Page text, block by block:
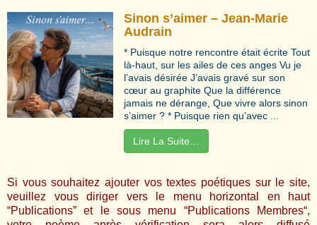
Sinon s’aimer – Jean-Marie
Audrain
* Puisque notre rencontre était écrite Tout
là-haut, sur les ailes de ces anges Vu je
l’avais désirée J’avais gravé sur son
cœur au graphite Que la différence
jamais ne dérange, Que vivre alors sinon
s’aimer ? * Puisque rien qu’avec ...
Lire La Suite…
Si vous souhaitez ajouter vos textes poétiques sur le site,
veuillez vous diriger vers le menu horizontal en haut
“Publications” et le sous menu “Publications Membres“,